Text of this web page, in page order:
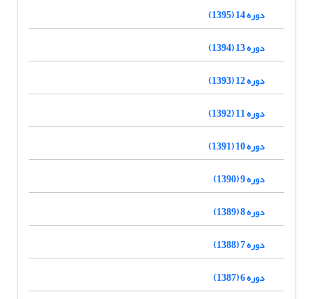
دوره 14 (1395)
دوره 13 (1394)
دوره 12 (1393)
دوره 11 (1392)
دوره 10 (1391)
دوره 9 (1390)
دوره 8 (1389)
دوره 7 (1388)
دوره 6 (1387)